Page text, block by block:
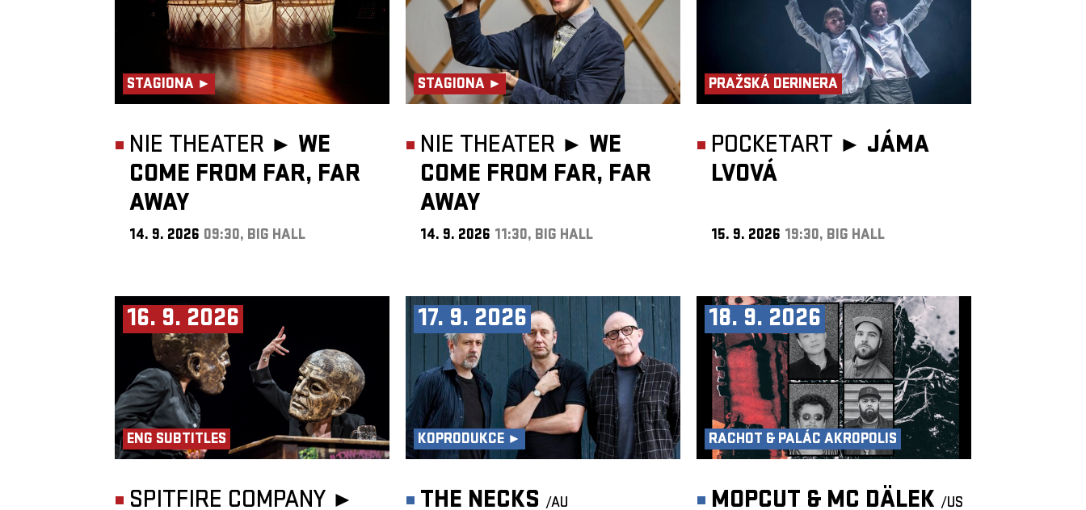
STAGIONA ►
NIE THEATER ► WE
COME FROM FAR, FAR
AWAY
14. 9. 2026 09:30, BIG HALL
STAGIONA ►
NIE THEATER ► WE
COME FROM FAR, FAR
AWAY
14. 9. 2026 11:30, BIG HALL
PRAŽSKÁ DERINERA
POCKETART ► JÁMA
LVOVÁ
15. 9. 2026 19:30, BIG HALL
16. 9. 2026
ENG SUBTITLES
SPITFIRE COMPANY ►
17. 9. 2026
KOPRODUKCE ►
THE NECKS /AU
18. 9. 2026
RACHOT & PALÁC AKROPOLIS
MOPCUT & MC DÄLEK /US